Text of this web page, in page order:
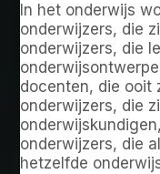
In het onderwijs
onderwijzers, die
onderwijzers, die
docenten, die ooit
onderwijzers, die
onderwijzers, die
hetzelfde